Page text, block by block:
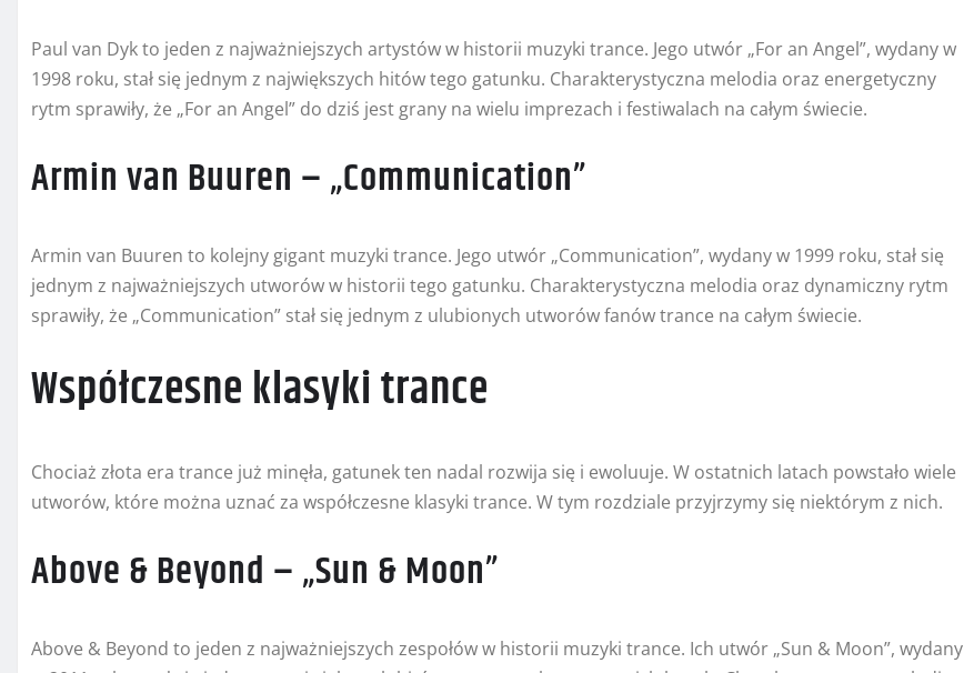
Paul van Dyk to jeden z najważniejszych artystów w historii muzyki trance. Jego utwór „For an Angel”, wydany w
1998 roku, stał się jednym z największych hitów tego gatunku. Charakterystyczna melodia oraz energetyczny
rytm sprawiły, że „For an Angel” do dziś jest grany na wielu imprezach i festiwalach na całym świecie.
Armin van Buuren – „Communication”
Armin van Buuren to kolejny gigant muzyki trance. Jego utwór „Communication”, wydany w 1999 roku, stał się
jednym z najważniejszych utworów w historii tego gatunku. Charakterystyczna melodia oraz dynamiczny rytm
sprawiły, że „Communication” stał się jednym z ulubionych utworów fanów trance na całym świecie.
Współczesne klasyki trance
Chociaż złota era trance już minęła, gatunek ten nadal rozwija się i ewoluuje. W ostatnich latach powstało wiele
utworów, które można uznać za współczesne klasyki trance. W tym rozdziale przyjrzymy się niektórym z nich.
Above & Beyond – „Sun & Moon”
Above & Beyond to jeden z najważniejszych zespołów w historii muzyki trance. Ich utwór „Sun & Moon”, wydany